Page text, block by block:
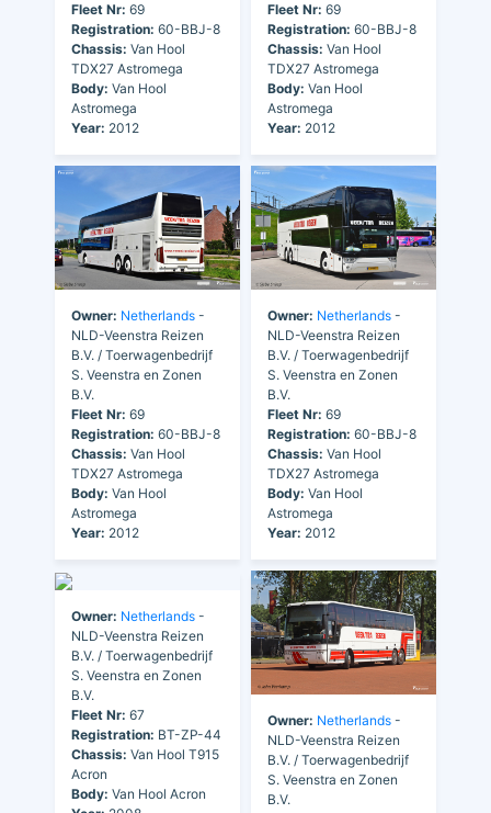
Fleet Nr: 69
Registration: 60-BBJ-8
Chassis: Van Hool
TDX27 Astromega
Body: Van Hool
Astromega
Year: 2012
Fleet Nr: 69
Registration: 60-BBJ-8
Chassis: Van Hool
TDX27 Astromega
Body: Van Hool
Astromega
Year: 2012
Owner: Netherlands -
NLD-Veenstra Reizen
B.V. / Toerwagenbedrijf
S. Veenstra en Zonen
B.V.
Fleet Nr: 69
Registration: 60-BBJ-8
Chassis: Van Hool
TDX27 Astromega
Body: Van Hool
Astromega
Year: 2012
Owner: Netherlands -
NLD-Veenstra Reizen
B.V. / Toerwagenbedrijf
S. Veenstra en Zonen
B.V.
Fleet Nr: 69
Registration: 60-BBJ-8
Chassis: Van Hool
TDX27 Astromega
Body: Van Hool
Astromega
Year: 2012
Owner: Netherlands -
NLD-Veenstra Reizen
B.V. / Toerwagenbedrijf
S. Veenstra en Zonen
B.V.
Fleet Nr: 67
Registration: BT-ZP-44
Chassis: Van Hool T915
Acron
Body: Van Hool Acron
Owner: Netherlands -
NLD-Veenstra Reizen
B.V. / Toerwagenbedrijf
S. Veenstra en Zonen
B.V.